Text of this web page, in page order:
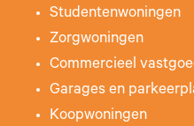
Studentenwoningen
Zorgwoningen
Commercieel
Garages en
Koopwoningen